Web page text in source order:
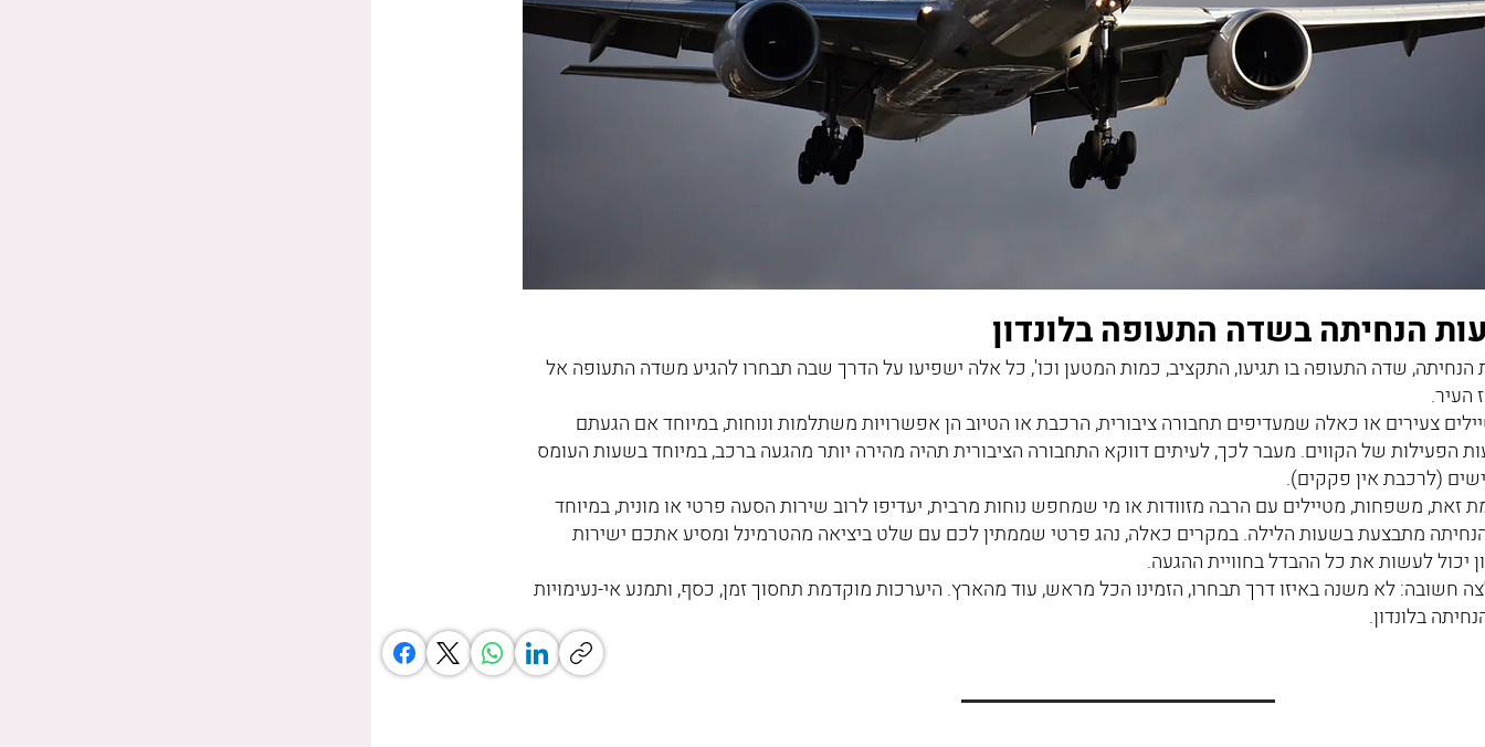
הנחיתה בשדה התעופה בלונדון
שדה התעופה בו תגיעו, התקציב, כמות המטען וכו', כל אלה ישפיעו על הדרך שבה תבחרו להגיע משדה התעופה אל
העיר.
צעירים או כאלה שמעדיפים תחבורה ציבורית, הרכבת או הטיוב הן אפשרויות משתלמות ונוחות, במיוחד אם הגעתם
הפעילות של הקווים. מעבר לכך, לעיתים דווקא התחבורה הציבורית תהיה מהירה יותר מהגעה ברכב, במיוחד בשעות העומס
(לרכבת אין פקקים).
זאת, משפחות, מטיילים עם הרבה מזוודות או מי שמחפש נוחות מרבית, יעדיפו לרוב שירות הסעה פרטי או מונית, במיוחד
מתבצעת בשעות הלילה. במקרים כאלה, נהג פרטי שממתין לכם עם שלט ביציאה מהטרמינל ומסיע אתכם ישירות
יכול לעשות את כל ההבדל בחוויית ההגעה.
חשובה: לא משנה באיזו דרך תבחרו, הזמינו הכל מראש, עוד מהארץ. היערכות מוקדמת תחסוך זמן, כסף, ותמנע אי-נעימויות
בלונדון.